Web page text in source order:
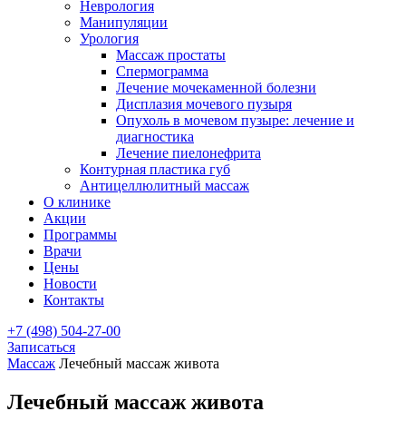
Неврология
Манипуляции
Урология
Массаж простаты
Спермограмма
Лечение мочекаменной болезни
Дисплазия мочевого пузыря
Опухоль в мочевом пузыре: лечение и
диагностика
Лечение пиелонефрита
Контурная пластика губ
Антицеллюлитный массаж
О клинике
Акции
Программы
Врачи
Цены
Новости
Контакты
+7 (498) 504-27-00
Записаться
Массаж Лечебный массаж живота
Лечебный массаж живота